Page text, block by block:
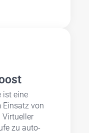
ist eine
Ein­satz von
Vir­tu­el­ler
zu auto­